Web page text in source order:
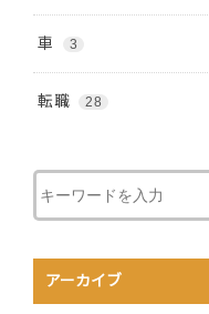
車 3
転職 28
アーカイブ